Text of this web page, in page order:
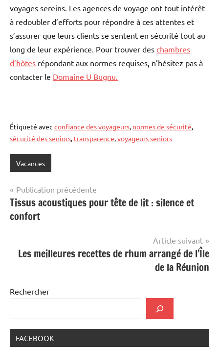
voyages sereins. Les agences de voyage ont tout intérêt
à redoubler d’efforts pour répondre à ces attentes et
s’assurer que leurs clients se sentent en sécurité tout au
long de leur expérience. Pour trouver des chambres
d’hôtes répondant aux normes requises, n’hésitez pas à
contacter le Domaine U Bugnu.
Étiqueté avec confiance des voyageurs, normes de sécurité,
sécurité des seniors, transparence,voyageurs seniors
Vacances
Navigation
de
l’article
Publication précédente
Tissus acoustiques pour tête de lit : silence et
confort
Article suivant
Les meilleures recettes de rhum arrangé de l’Île
de la Réunion
Rechercher
FACEBOOK